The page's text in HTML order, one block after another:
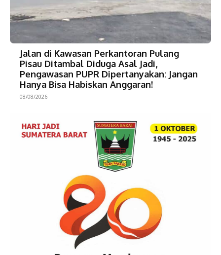
Jalan di Kawasan Perkantoran Pulang
Pisau Ditambal Diduga Asal Jadi,
Pengawasan PUPR Dipertanyakan: Jangan
Hanya Bisa Habiskan Anggaran!
08/08/2026